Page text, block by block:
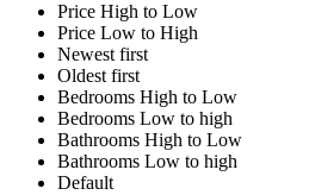
Price High to Low
Price Low to High
Newest first
Oldest first
Bedrooms High to Low
Bedrooms Low to high
Bathrooms High to Low
Bathrooms Low to high
Default